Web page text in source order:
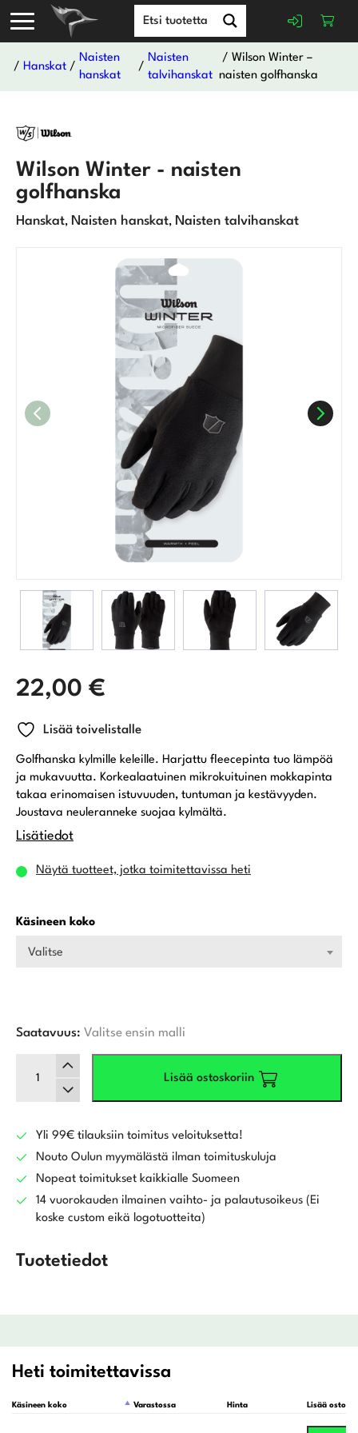
/Hanskat /
Naisten
hanskat
/
Naisten
talvihanskat
/ Wilson Winter –
naisten golfhanska
Wilson Winter - naisten
golfhanska
Hanskat, Naisten hanskat, Naisten talvihanskat
22,00 €
Lisää toivelistalle
Golfhanska kylmille keleille. Harjattu fleecepinta tuo lämpöä
ja mukavuutta. Korkealaatuinen mikrokuituinen mokkapinta
takaa erinomaisen istuvuuden, tuntuman ja kestävyyden.
Joustava neuleranneke suojaa kylmältä.
Lisätiedot
Näytä tuotteet, jotka toimitettavissa heti
Käsineen koko
Valitse
Saatavuus: Valitse ensin malli
Winter
golfhanska
määrä
Lisää ostoskoriin
Yli 99€ tilauksiin toimitus veloituksetta!
Nouto Oulun myymälästä ilman toimituskuluja
Nopeat toimitukset kaikkialle Suomeen
14 vuorokauden ilmainen vaihto- ja palautusoikeus (Ei
koske custom eikä logotuotteita)
Tuotetiedot
Heti toimitettavissa
Käsineen koko Varastossa Hinta Lisää